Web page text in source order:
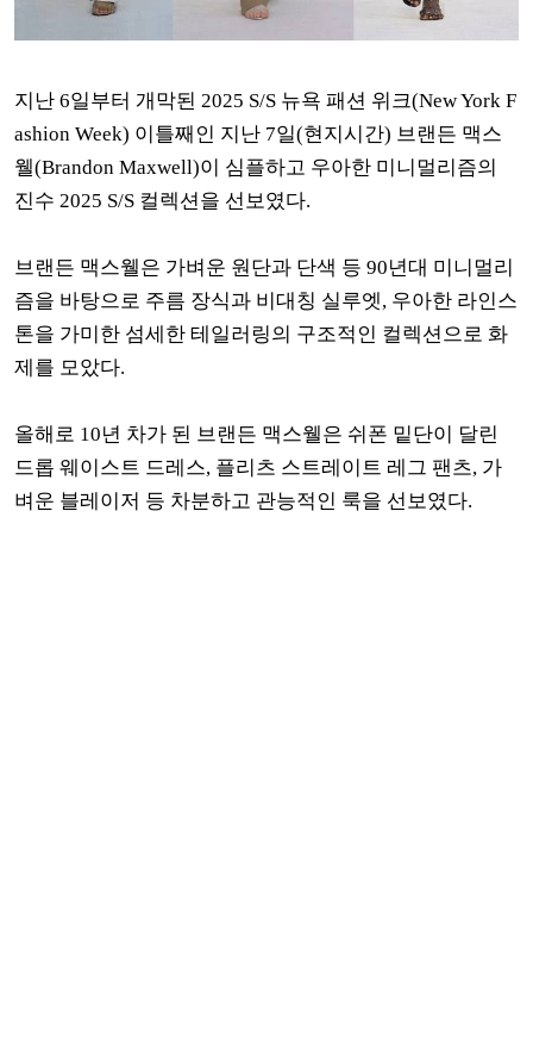
지난 6일부터 개막된 2025 S/S 뉴욕 패션 위크(New York F
ashion Week) 이틀째인 지난 7일(현지시간) 브랜든 맥스
웰(Brandon Maxwell)이 심플하고 우아한 미니멀리즘의
진수 2025 S/S 컬렉션을 선보였다.
브랜든 맥스웰은 가벼운 원단과 단색 등 90년대 미니멀리
즘을 바탕으로 주름 장식과 비대칭 실루엣, 우아한 라인스
톤을 가미한 섬세한 테일러링의 구조적인 컬렉션으로 화
제를 모았다.
올해로 10년 차가 된 브랜든 맥스웰은 쉬폰 밑단이 달린
드롭 웨이스트 드레스, 플리츠 스트레이트 레그 팬츠, 가
벼운 블레이저 등 차분하고 관능적인 룩을 선보였다.